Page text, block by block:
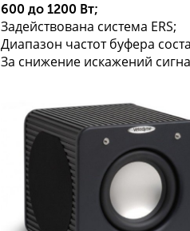
600 до 1200 Вт;
Задействована система ERS;
Диапазон частот буфера
За снижение искажений